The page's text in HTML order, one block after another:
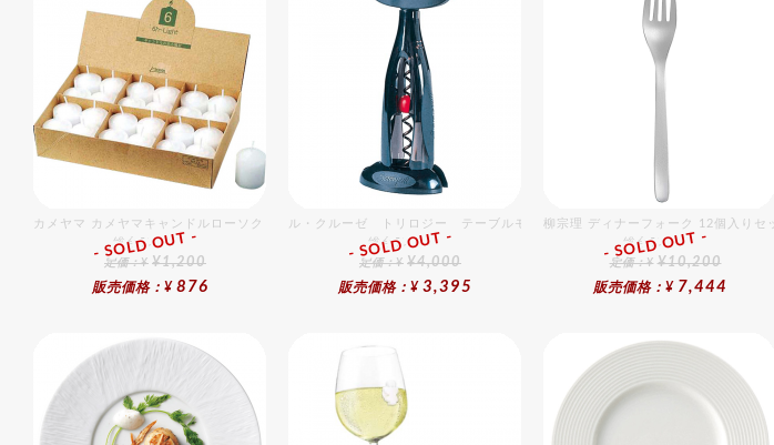
カメヤマ カメヤマキャンドルローソク （24入）
総合ﾗﾝｷﾝｸﾞ
定価：¥ ¥1,200
販売価格：¥ 876
- SOLD OUT -
ル・クルーゼ トリロジー テーブルモデルギフトセット
総合ﾗﾝｷﾝｸﾞ
定価：¥ ¥4,000
販売価格：¥ 3,395
- SOLD OUT -
柳宗理 ディナーフォーク 12個入りセ
総合ﾗﾝｷﾝｸﾞ
定価：¥ ¥10,200
販売価格：¥ 7,444
- SOLD OUT -